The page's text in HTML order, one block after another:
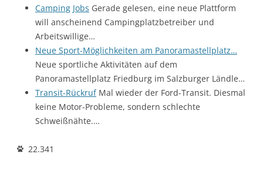
Camping Jobs Gerade gelesen, eine neue Plattform
will anscheinend Campingplatzbetreiber und
Arbeitswillige…
Neue Sport-Möglichkeiten am Panoramastellplatz…
Neue sportliche Aktivitäten auf dem
Panoramastellplatz Friedburg im Salzburger Ländle…
Transit-RückrufMal wieder der Ford-Transit. Diesmal
keine Motor-Probleme, sondern schlechte
Schweißnähte.…
22.341